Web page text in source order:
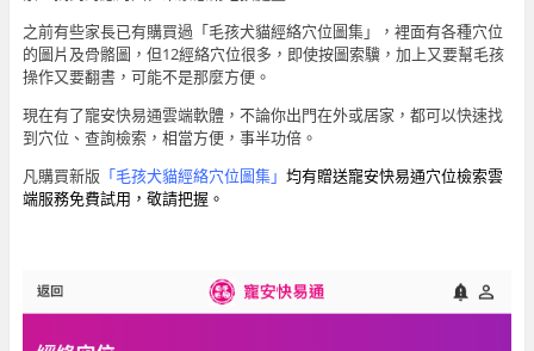
之前有些家長已有購買過「毛孩犬貓經絡穴位圖集」，裡面有各種穴位
的圖片及骨骼圖，但12經絡穴位很多，即使按圖索驥，加上又要幫毛孩
操作又要翻書，可能不是那麼方便。
現在有了寵安快易通雲端軟體，不論你出門在外或居家，都可以快速找
到穴位、查詢檢索，相當方便，事半功倍。
凡購買新版 「毛孩犬貓經絡穴位圖集」 均有贈送寵安快易通穴位檢索雲
端服務免費試用，敬請把握。